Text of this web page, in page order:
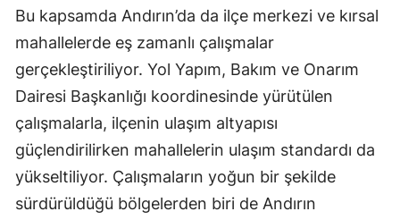
Bu kapsamda Andırın’da da ilçe merkezi ve kırsal
mahallelerde eş zamanlı çalışmalar
gerçekleştiriliyor. Yol Yapım, Bakım ve Onarım
Dairesi Başkanlığı koordinesinde yürütülen
çalışmalarla, ilçenin ulaşım altyapısı
güçlendirilirken mahallelerin ulaşım standardı da
yükseltiliyor. Çalışmaların yoğun bir şekilde
sürdürüldüğü bölgelerden biri de Andırın